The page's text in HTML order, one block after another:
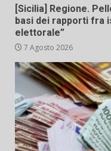
[Sicilia] Regione.
basi dei rapporti fra
elettorale”
7 Agosto 2026